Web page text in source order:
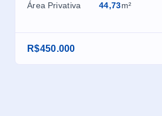
Área Privativa
44,73m²
R$450.000